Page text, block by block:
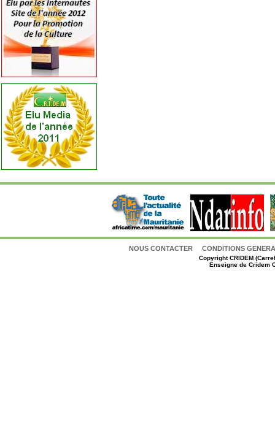
NOUS CONTACTER CONDITIONS
CopyrightCRIDEM
Enseigne de Cridem